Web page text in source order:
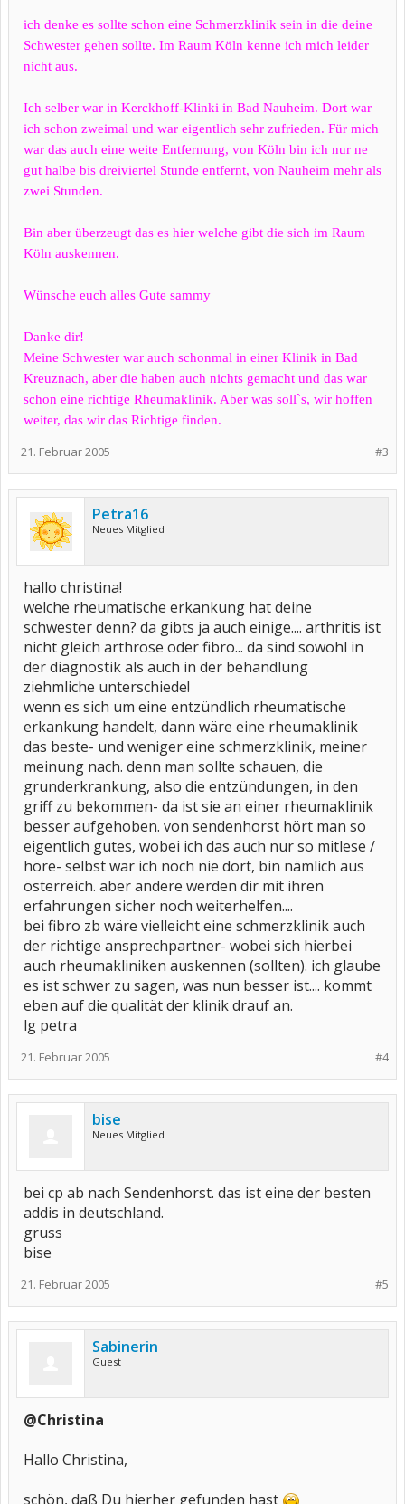
ich denke es sollte schon eine Schmerzklinik sein in die deine
Schwester gehen sollte. Im Raum Köln kenne ich mich leider
nicht aus.
Ich selber war in Kerckhoff-Klinki in Bad Nauheim. Dort war
ich schon zweimal und war eigentlich sehr zufrieden. Für mich
war das auch eine weite Entfernung, von Köln bin ich nur ne
gut halbe bis dreiviertel Stunde entfernt, von Nauheim mehr als
zwei Stunden.
Bin aber überzeugt das es hier welche gibt die sich im Raum
Köln auskennen.
Wünsche euch alles Gute sammy
Danke dir!
Meine Schwester war auch schonmal in einer Klinik in Bad
Kreuznach, aber die haben auch nichts gemacht und das war
schon eine richtige Rheumaklinik. Aber was soll`s, wir hoffen
weiter, das wir das Richtige finden.
#3
21. Februar 2005
Petra16
Neues Mitglied
hallo christina!
welche rheumatische erkankung hat deine
schwester denn? da gibts ja auch einige.... arthritis ist
nicht gleich arthrose oder fibro... da sind sowohl in
der diagnostik als auch in der behandlung
ziehmliche unterschiede!
wenn es sich um eine entzündlich rheumatische
erkankung handelt, dann wäre eine rheumaklinik
das beste- und weniger eine schmerzklinik, meiner
meinung nach. denn man sollte schauen, die
grunderkrankung, also die entzündungen, in den
griff zu bekommen- da ist sie an einer rheumaklinik
besser aufgehoben. von sendenhorst hört man so
eigentlich gutes, wobei ich das auch nur so mitlese /
höre- selbst war ich noch nie dort, bin nämlich aus
österreich. aber andere werden dir mit ihren
erfahrungen sicher noch weiterhelfen....
bei fibro zb wäre vielleicht eine schmerzklinik auch
der richtige ansprechpartner- wobei sich hierbei
auch rheumakliniken auskennen (sollten). ich glaube
es ist schwer zu sagen, was nun besser ist.... kommt
eben auf die qualität der klinik drauf an.
lg petra
#4
21. Februar 2005
bise
Neues Mitglied
bei cp ab nach Sendenhorst. das ist eine der besten
addis in deutschland.
gruss
bise
#5
21. Februar 2005
Sabinerin
Guest
@Christina
Hallo Christina,
schön, daß Du hierher gefunden hast